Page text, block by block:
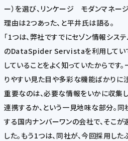
ー）を選び、リンケージ モダンマネー
理由は2つあった、と平井氏は語る。
「1つは、弊社ですでにセゾン情報システ
のDataSpider Servistaを利用してい
していることをよく知っていたからです
りやすい見た目や多彩な機能ばかりに
重要なのは、必要な情報をいかに収集し
連携するか、という一見地味な部分。
する国内ナンバーワンの会社で、そこが
した。もう1つは、同社が、今回採用し